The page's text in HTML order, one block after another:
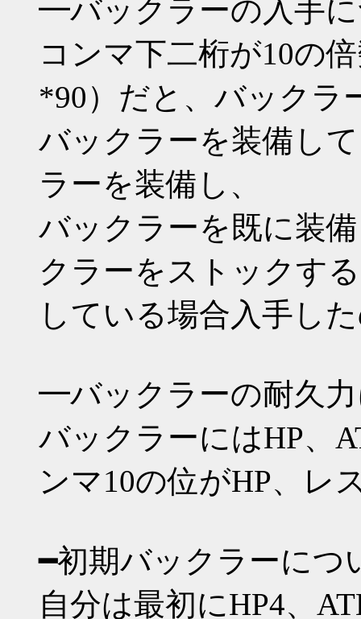
━バックラーの入手
コンマ下二桁が10の
*90）だと、バックラ
バックラーを装備し
ラーを装備し、
バックラーを既に装
クラーをストックす
している場合入手し
━バックラーの耐久
バックラーにはHP、
ンマ10の位がHP、レ
━初期バックラーに
自分は最初にHP4、